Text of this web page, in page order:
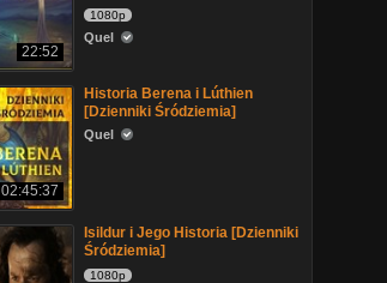
22:52
1080p
Quel
02:45:37
Historia Berena i Lúthien
[Dzienniki Śródziemia]
Quel
Isildur i Jego Historia [Dzienniki
Śródziemia]
1080p